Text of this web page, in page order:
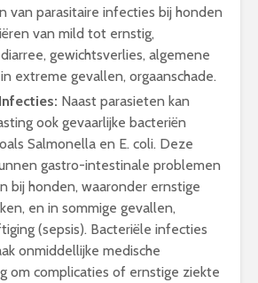
van parasitaire infecties bij honden
van mild tot ernstig,
gewichtsverlies, algemene
extreme gevallen, orgaanschade.
Naast parasieten kan
ook gevaarlijke bacteriën
Salmonella en E. coli. Deze
gastro-intestinale problemen
bij honden, waaronder ernstige
en in sommige gevallen,
(sepsis). Bacteriële infecties
onmiddellijke medische
om complicaties of ernstige ziekte